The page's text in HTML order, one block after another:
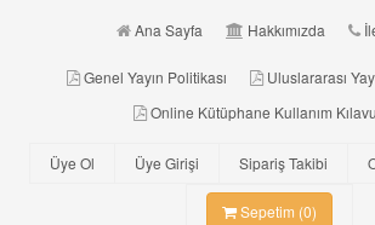
Ana Sayfa Hakkımızda
Genel Yayın Politikası
Uluslararası
Online Kütüphane Kullanım
Üye Ol Üye Girişi Sipariş Takibi
Sepetim (0)